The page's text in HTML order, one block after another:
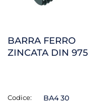
BARRA FERRO
ZINCATA DIN 975
Codice: BA4 30